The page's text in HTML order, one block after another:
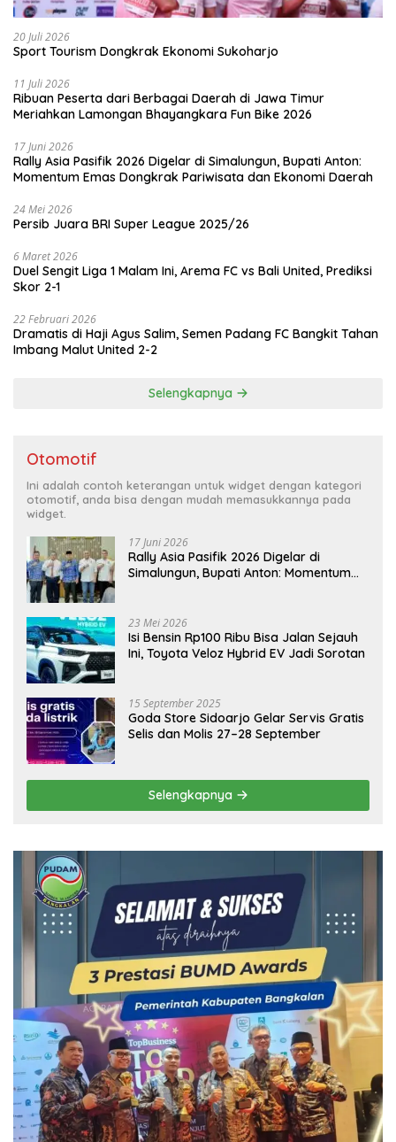
20 Juli 2026
Sport Tourism Dongkrak Ekonomi Sukoharjo
11 Juli 2026
Ribuan Peserta dari Berbagai Daerah di Jawa Timur
Meriahkan Lamongan Bhayangkara Fun Bike 2026
17 Juni 2026
Rally Asia Pasifik 2026 Digelar di Simalungun, Bupati Anton:
Momentum Emas Dongkrak Pariwisata dan Ekonomi Daerah
24 Mei 2026
Persib Juara BRI Super League 2025/26
6 Maret 2026
Duel Sengit Liga 1 Malam Ini, Arema FC vs Bali United, Prediksi
Skor 2-1
22 Februari 2026
Dramatis di Haji Agus Salim, Semen Padang FC Bangkit Tahan
Imbang Malut United 2-2
Selengkapnya
Otomotif
Ini adalah contoh keterangan untuk widget dengan kategori
otomotif, anda bisa dengan mudah memasukkannya pada
widget.
17 Juni 2026
Rally Asia Pasifik 2026 Digelar di
Simalungun, Bupati Anton: Momentum
23 Mei 2026
Isi Bensin Rp100 Ribu Bisa Jalan Sejauh
Ini, Toyota Veloz Hybrid EV Jadi Sorotan
15 September 2025
Goda Store Sidoarjo Gelar Servis Gratis
Selis dan Molis 27–28 September
Selengkapnya